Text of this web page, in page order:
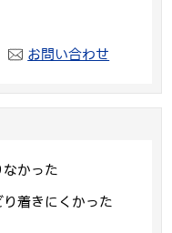
お問い合わせ
かった
り着きにくかった